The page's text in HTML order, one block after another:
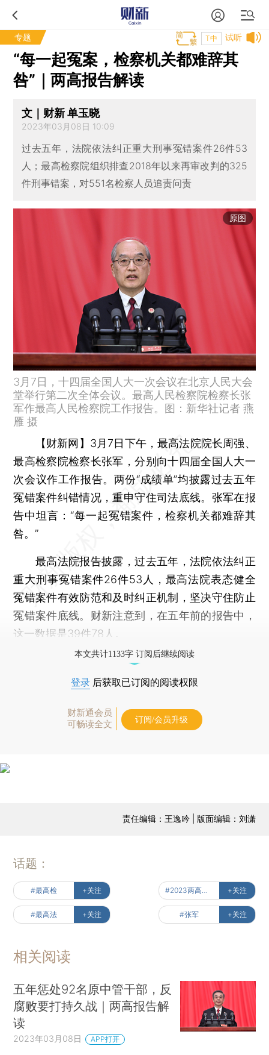
专题 试听
T中
“每一起冤案，检察机关都难辞其
咎”｜两高报告解读
文｜财新 单玉晓
2023年03月08日 10:09
过去五年，法院依法纠正重大刑事冤错案件26件53
人；最高检察院组织排查2018年以来再审改判的325
件刑事错案，对551名检察人员追责问责
原图
3月7日，十四届全国人大一次会议在北京人民大会
堂举行第二次全体会议。最高人民检察院检察长张
军作最高人民检察院工作报告。图：新华社记者 燕
雁 摄
【财新网】 3月7日下午，最高法院院长周强、
最高检察院检察长张军，分别向十四届全国人大一
次会议作工作报告。两份“成绩单”均披露过去五年
冤错案件纠错情况，重申守住司法底线。张军在报
告中坦言：“每一起冤错案件，检察机关都难辞其
咎。”
最高法院报告披露，过去五年，法院依法纠正
重大刑事冤错案件26件53人，最高法院表态健全
冤错案件有效防范和及时纠正机制，坚决守住防止
冤错案件底线。财新注意到，在五年前的报告中，
这一数据是39件78人。
本文共计1133字 订阅后继续阅读
登录 后获取已订阅的阅读权限
财新通会员
可畅读全文
订阅/会员升级
责任编辑：王逸吟 | 版面编辑：刘潇
话题：
#最高检 +关注 #2023两高报告 +关注
#最高法 +关注 #张军 +关注
相关阅读
五年惩处92名原中管干部，反
腐败要打持久战｜两高报告解
读
2023年03月08日 APP打开